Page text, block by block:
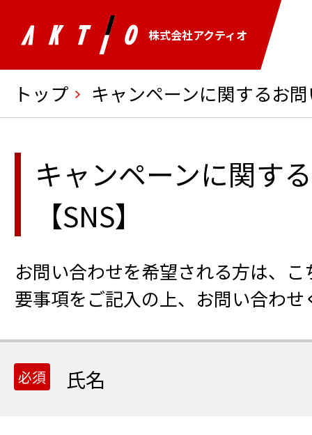
株式会社アクティオ
トップ キャンペーンに関するお
キャンペーンに関す
【SNS】
お問い合わせを希望される方は、
要事項をご記入の上、お問い合わせ
氏名